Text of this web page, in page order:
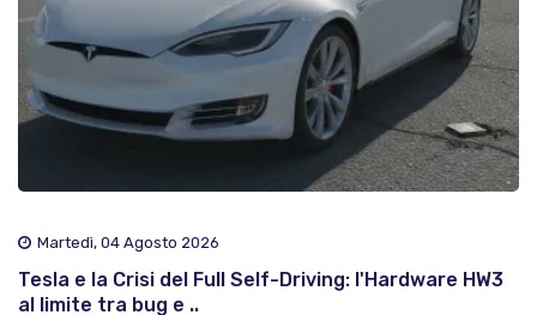
Martedì, 04 Agosto 2026
Tesla e la Crisi del Full Self-Driving: l'Hardware HW3
al limite tra bug e ..